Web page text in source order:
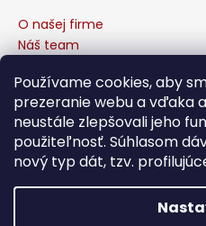
Používame cookies, aby
prezeranie webu a vďaka
neustále zlepšovali jeho
použiteľnosť. Súhlasom
nový typ dát, tzv.
O našej firme
Náš team
Naša garancia
Sponzorujeme
Affiliate program